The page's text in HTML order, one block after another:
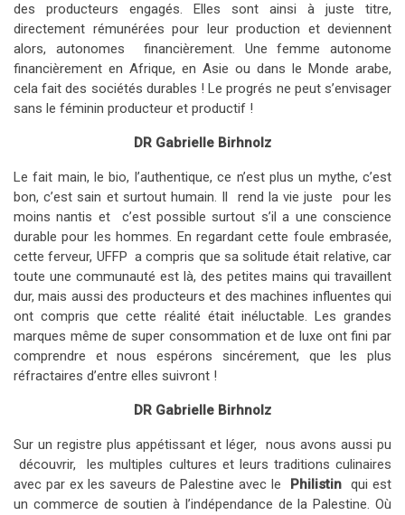
des producteurs engagés. Elles sont ainsi à juste titre,
directement rémunérées pour leur production et deviennent
alors, autonomes financièrement. Une femme autonome
financièrement en Afrique, en Asie ou dans le Monde arabe,
cela fait des sociétés durables ! Le progrés ne peut s’envisager
sans le féminin producteur et productif !
DR Gabrielle Birhnolz
Le fait main, le bio, l’authentique, ce n’est plus un mythe, c’est
bon, c’est sain et surtout humain. Il rend la vie juste pour les
moins nantis et c’est possible surtout s’il a une conscience
durable pour les hommes. En regardant cette foule embrasée,
cette ferveur, UFFP a compris que sa solitude était relative, car
toute une communauté est là, des petites mains qui travaillent
dur, mais aussi des producteurs et des machines influentes qui
ont compris que cette réalité était inéluctable. Les grandes
marques même de super consommation et de luxe ont fini par
comprendre et nous espérons sincérement, que les plus
réfractaires d’entre elles suivront !
DR Gabrielle Birhnolz
Sur un registre plus appétissant et léger, nous avons aussi pu
découvrir, les multiples cultures et leurs traditions culinaires
avec par ex les saveurs de Palestine avec le
Philistin qui est
un commerce de soutien à l’indépendance de la Palestine. Où